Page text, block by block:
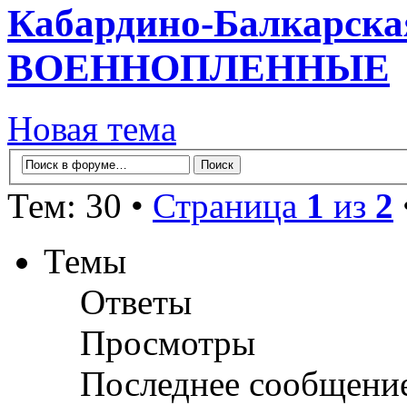
Кабардино-
ВОЕННОПЛЕННЫЕ
Новая тема
Тем: 30 • Страница 1 из 2
Темы
Ответы
Просмотры
Последнее